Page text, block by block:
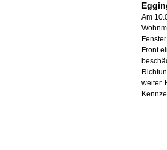
Am
Front
weiter.